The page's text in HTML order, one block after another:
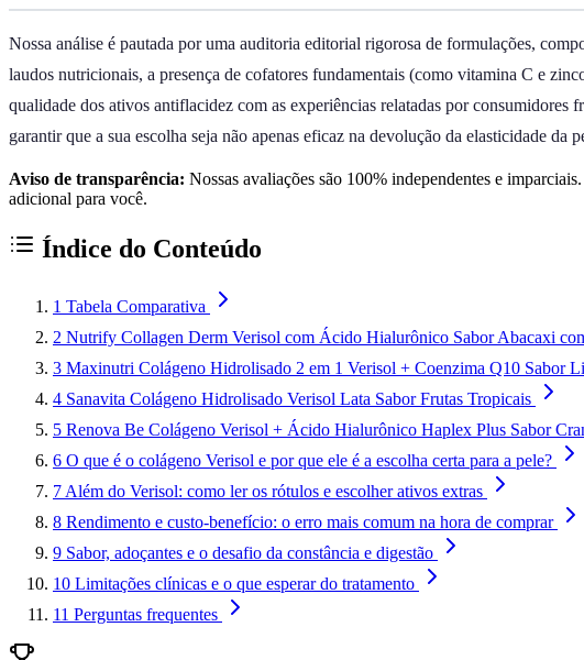
Nossa análise é pautada por uma auditoria editorial rigorosa de formulações,
laudos nutricionais, a presença de cofatores fundamentais (como vitamina C e
qualidade dos ativos antiflacidez com as experiências relatadas por
garantir que a sua escolha seja não apenas eficaz na devolução da elasticidade da
Aviso de transparência: Nossas avaliações são 100% independentes e
adicional para você.
Índice do Conteúdo
1 Tabela Comparativa
2 Nutrify Collagen Derm Verisol com Ácido Hialurônico Sabor Abacaxi
3 Maxinutri Colágeno Hidrolisado 2 em 1 Verisol + Coenzima Q10 Sabor
4 Sanavita Colágeno Hidrolisado Verisol Lata Sabor Frutas Tropicais
5 Renova Be Colágeno Verisol + Ácido Hialurônico Haplex Plus Sabor
6 O que é o colágeno Verisol e por que ele é a escolha certa para a pele?
7 Além do Verisol: como ler os rótulos e escolher ativos extras
8 Rendimento e custo-benefício: o erro mais comum na hora de comprar
9 Sabor, adoçantes e o desafio da constância e digestão
10 Limitações clínicas e o que esperar do tratamento
11 Perguntas frequentes